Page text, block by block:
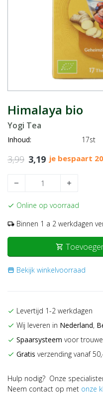
Himalaya bio
Yogi Tea
Inhoud: 17st
3,99 3,19 je bespaart
remove add
check Online op voorraad
local_shipping Binnen 1 a 2 werkdagen
shopping_cart
storefront Bekijk winkelvoorraad
check Levertijd 1-2 werkdagen
check Wij leveren in Nederland,
check Spaarsysteem voor
check Gratis verzending vanaf
Hulp nodig? Onze
Neem contact op met onze